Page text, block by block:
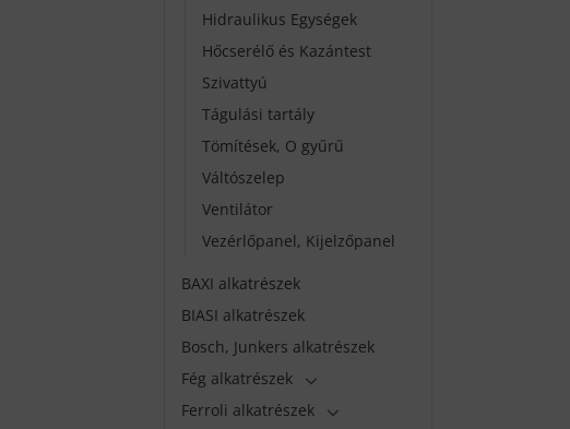
Hidraulikus Egységek
Hőcserélő és Kazántest
Szivattyú
Tágulási tartály
Tömítések, O gyűrű
Váltószelep
Ventilátor
Vezérlőpanel, Kijelzőpanel
BAXI alkatrészek
BIASI alkatrészek
Bosch, Junkers alkatrészek
Fég alkatrészek
Ferroli alkatrészek